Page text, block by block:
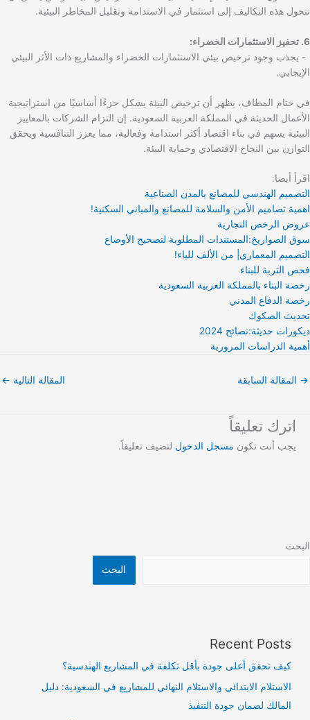
تتحول هذه التكاليف إلى استثمار في الاستدامة وتقليل المخاطر البيئية.
6. تحفيز الاستثمارات الخضراء:
- يجذب وجود ترخيص بيئي الاستثمارات الخضراء والمشاريع ذات الأثر البيئي
الإيجابي.
في ختام المطاف، يظهر أن ترخيص البيئة يشكل جزءًا أساسيًا من استراتيجية
الأعمال الحديثة في المملكة العربية السعودية. إن التزام الشركات بالمعايير
البيئية يسهم في بناء اقتصاد أكثر استدامة وفعالية، مما يعزز التنافسية ويحقق
التوازن بين النجاح الاقتصادي وحماية البيئة.
اقرأ أيضا:
التصميم الهندسي للمصانع بالمدن الصناعية
اهمية تصاميم الأمن والسلامة للمصانع والمباني السكنية!
عروض الرخص التجارية
سوق الصواريخ:المستندات المطلوبة لتصحيح الأوضاع
التصميم المعماري| من الألف للياء!
فحص التربة للبناء
رخصة البناء بالمملكة العربية السعودية
رخصة الدفاع المدني
تحديث الصكوك
ديكورات حديثة:نصائح 2024
أهمية الدراسات المرورية
→ المقالة السابقة المقالة التالية ←
اترك تعليقاً
يجب أنت تكون مسجل الدخول لتضيف تعليقاً.
البحث
البحث
Recent Posts
كيف تحقق أعلى جودة بأقل تكلفة في المشاريع الهندسية؟
الاستلام الابتدائي والاستلام النهائي للمشاريع في السعودية: دليل
المالك لضمان جودة التنفيذ